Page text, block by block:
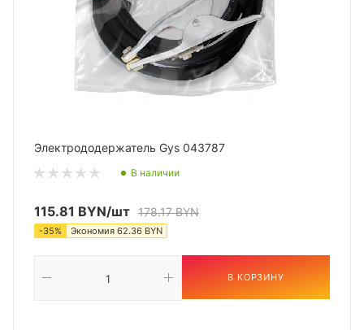
Электрододержатель Gys 043787
В наличии
115.81 BYN/шт 178.17BYN
-35% Экономия 62.36 BYN
В КОРЗИНУ